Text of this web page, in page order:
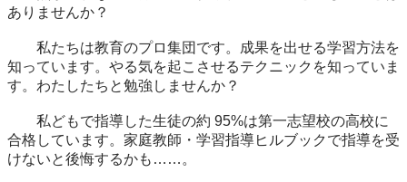
ありませんか？
私たちは教育のプロ集団です。成果を出せる学習方法を
知っています。やる気を起こさせるテクニックを知っていま
す。わたしたちと勉強しませんか？
私どもで指導した生徒の約 95%は第一志望校の高校に
合格しています。家庭教師・学習指導ヒルブックで指導を受
けないと後悔するかも……。